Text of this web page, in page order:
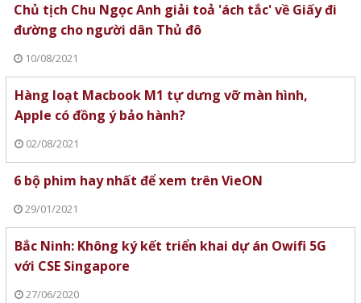
Chủ tịch Chu Ngọc Anh giải toả 'ách tắc' về Giấy đi
đường cho người dân Thủ đô
10/08/2021
Hàng loạt Macbook M1 tự dưng vỡ màn hình,
Apple có đồng ý bảo hành?
02/08/2021
6 bộ phim hay nhất để xem trên VieON
29/01/2021
Bắc Ninh: Không ký kết triển khai dự án Owifi 5G
với CSE Singapore
27/06/2020